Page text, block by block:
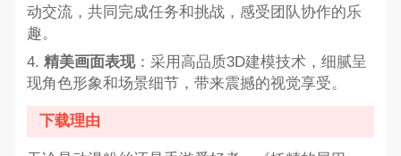
动交流，共同完成任务和挑战，感受团队协作的乐
趣。
4. 精美画面表现：采用高品质3D建模技术，细腻呈
现角色形象和场景细节，带来震撼的视觉享受。
下载理由